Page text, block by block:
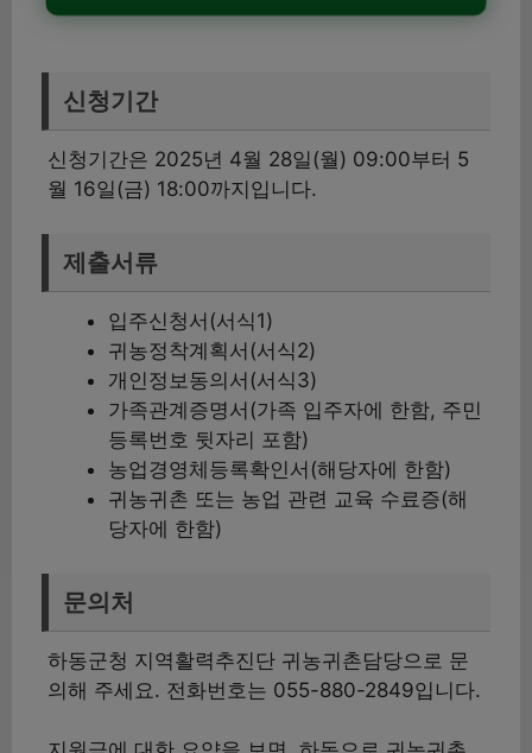
신청기간
신청기간은 2025년 4월 28일(월) 09:00부터 5
월 16일(금) 18:00까지입니다.
제출서류
입주신청서(서식1)
귀농정착계획서(서식2)
개인정보동의서(서식3)
가족관계증명서(가족 입주자에 한함, 주민
등록번호 뒷자리 포함)
농업경영체등록확인서(해당자에 한함)
귀농귀촌 또는 농업 관련 교육 수료증(해
당자에 한함)
문의처
하동군청 지역활력추진단 귀농귀촌담당으로 문
의해 주세요. 전화번호는 055-880-2849입니다.